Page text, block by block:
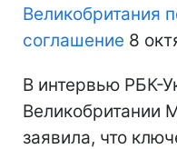
Великобритания
соглашение 8
В интервью РБК-
Великобритании
заявила, что